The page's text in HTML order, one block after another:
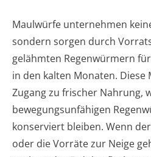
Maulwürfe unternehmen
sondern sorgen durch
gelähmten Regenwürmern
in den kalten Monaten.
Zugang zu frischer Nahrung,
bewegungsunfähigen
konserviert bleiben. Wenn
oder die Vorräte zur Neige